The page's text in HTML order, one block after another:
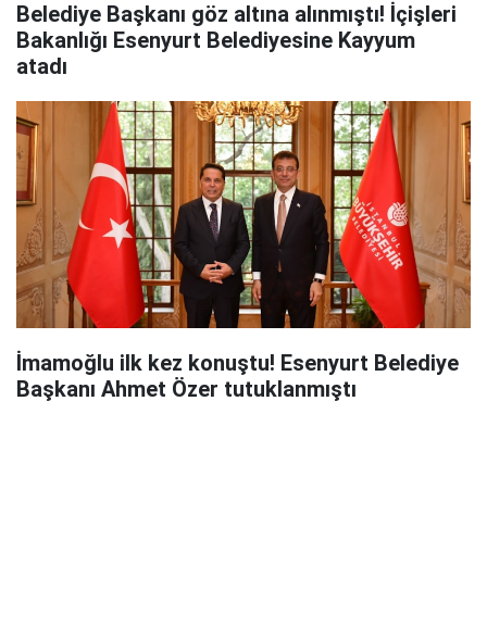
Belediye Başkanı göz altına alınmıştı! İçişleri
Bakanlığı Esenyurt Belediyesine Kayyum
atadı
İmamoğlu ilk kez konuştu! Esenyurt Belediye
Başkanı Ahmet Özer tutuklanmıştı